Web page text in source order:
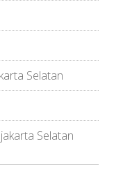
Selatan
Selatan